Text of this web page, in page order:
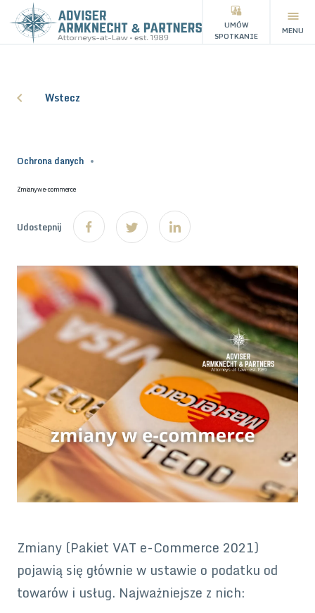
UMÓW
SPOTKANIE
MENU
Wstecz
Ochrona danych
Zmiany w e-commerce
Udostepnij
Zmiany (Pakiet VAT e-Commerce 2021)
pojawią się głównie w ustawie o podatku od
towarów i usług. Najważniejsze z nich: